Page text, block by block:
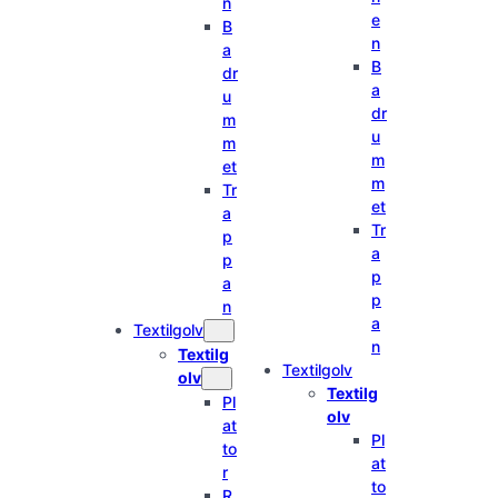
B
a
dr
u
m
m
et
Tr
a
p
p
a
n
Textilgolv
Textilg
olv
Pl
at
to
r
e
n
B
a
dr
u
m
m
et
Tr
a
p
p
a
n
Textilgolv
Textilg
olv
Pl
at
to